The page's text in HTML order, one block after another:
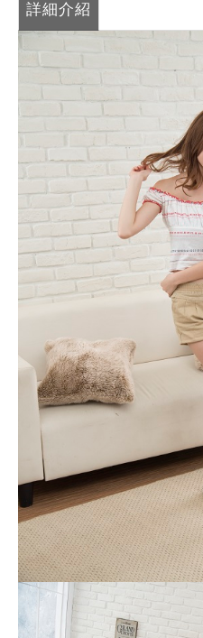
詳細介紹